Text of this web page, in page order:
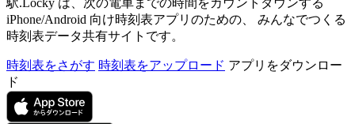
iPhone/Android 向け時刻表アプリのための、 みんなでつくる
時刻表データ共有サイトです。
時刻表をさがす 時刻表をアップロード アプリをダウンロー
ド